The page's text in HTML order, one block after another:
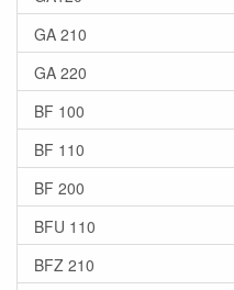
GA 210
GA 220
BF 100
BF 110
BF 200
BFU 110
BFZ 210